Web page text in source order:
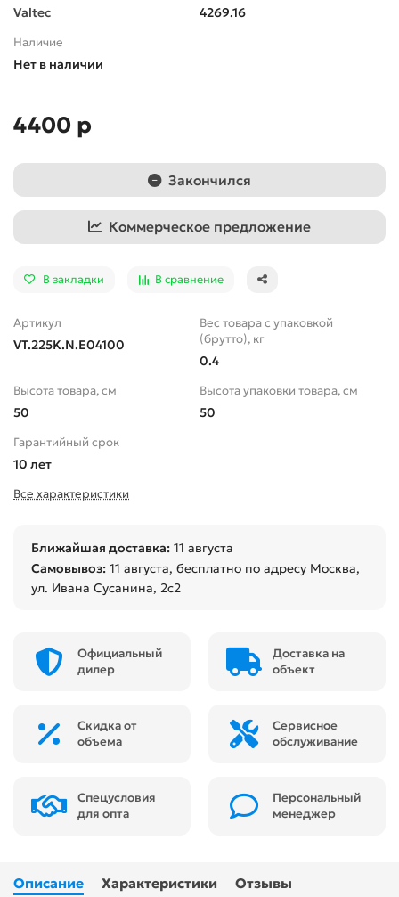
Valtec 4269.16
Наличие
Нет в наличии
4400 р
Закончился
Коммерческое предложение
В закладки В сравнение
Артикул
VT.225K.N.E04100
Вес товара с упаковкой
(брутто), кг
0.4
Высота товара, см
50
Высота упаковки товара, см
50
Гарантийный срок
10 лет
Все характеристики
Ближайшая доставка: 11 августа
Самовывоз: 11 августа, бесплатно по адресу Москва,
ул. Ивана Сусанина, 2с2
Официальный
дилер
Доставка на
объект
Скидка от
объема
Сервисное
обслуживание
Спецусловия
для опта
Персональный
менеджер
Описание Характеристики Отзывы